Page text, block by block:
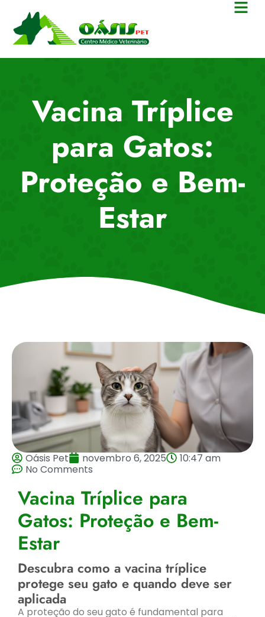
Vacina Tríplice
para Gatos:
Proteção e Bem-
Estar
Oásis Pet novembro 6, 2025
10:47 am
No Comments
Vacina Tríplice para
Gatos: Proteção e Bem-
Estar
Descubra como a vacina tríplice
protege seu gato e quando deve ser
aplicada
A proteção do seu gato é fundamental para